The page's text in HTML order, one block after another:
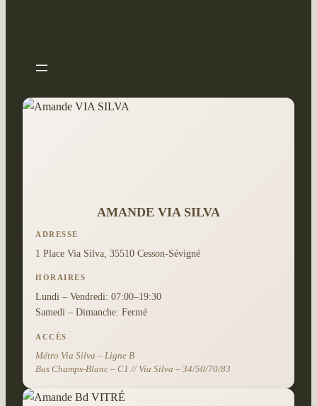
AMANDE VIA SILVA
ADRESSE
1 Place Via Silva, 35510 Cesson-Sévigné
HORAIRES
Lundi – Vendredi: 07:00–19:30
Samedi – Dimanche: Fermé
ACCÈS
Métro Via Silva – Ligne B
Bus Champs-Blanc – C1 // Via Silva – 34/50/70/83